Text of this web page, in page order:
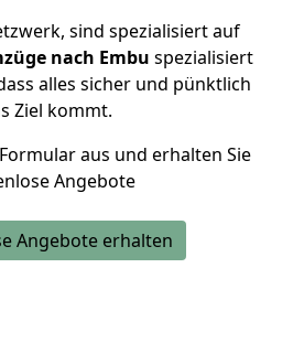
sind spezialisiert auf
nach Embu spezialisiert
alles sicher und pünktlich
Ziel kommt.
aus und erhalten Sie
Angebote
Angebote erhalten